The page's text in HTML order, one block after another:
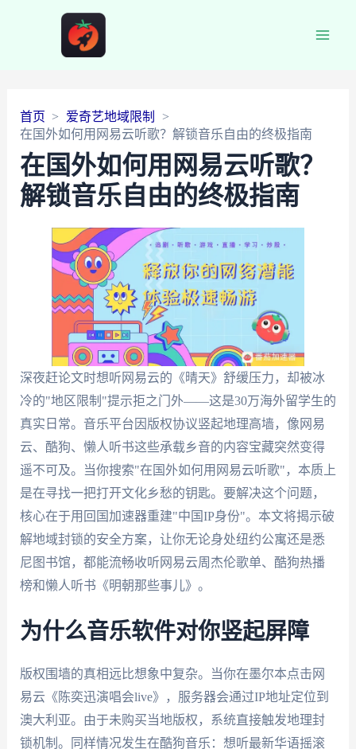
首页
爱奇艺地域限制
在国外如何用网易云听歌？解锁音乐自由的终极指南
在国外如何用网易云听歌？
解锁音乐自由的终极指南
深夜赶论文时想听网易云的《晴天》舒缓压力，却被冰
冷的"地区限制"提示拒之门外——这是30万海外留学生的
真实日常。音乐平台因版权协议竖起地理高墙，像网易
云、酷狗、懒人听书这些承载乡音的内容宝藏突然变得
遥不可及。当你搜索"在国外如何用网易云听歌"，本质上
是在寻找一把打开文化乡愁的钥匙。要解决这个问题，
核心在于用回国加速器重建"中国IP身份"。本文将揭示破
解地域封锁的安全方案，让你无论身处纽约公寓还是悉
尼图书馆，都能流畅收听网易云周杰伦歌单、酷狗热播
榜和懒人听书《明朝那些事儿》。
为什么音乐软件对你竖起屏障
版权围墙的真相远比想象中复杂。当你在墨尔本点击网
易云《陈奕迅演唱会live》，服务器会通过IP地址定位到
澳大利亚。由于未购买当地版权，系统直接触发地理封
锁机制。同样情况发生在酷狗音乐：想听最新华语摇滚